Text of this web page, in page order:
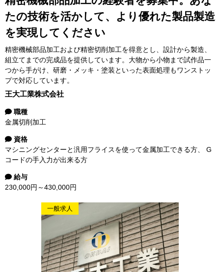
たの技術を活かして、より優れた製品製造
を実現してください
精密機械部品加工および精密切削加工を得意とし、設計から製造、
組立てまでの完成品を提供しています。大物から小物まで試作品一
つから手がけ、研磨・メッキ・塗装といった表面処理もワンストッ
プで対応しています。
王大工業株式会社
職種
金属切削加工
資格
マシニングセンターと汎用フライスを使って金属加工できる方、 G
コードの手入力が出来る方
給与
230,000円～430,000円
一般求人